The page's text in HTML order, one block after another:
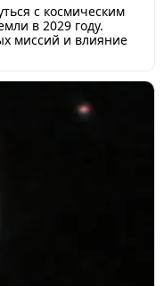
с космическим
в 2029 году.
миссий и влияние